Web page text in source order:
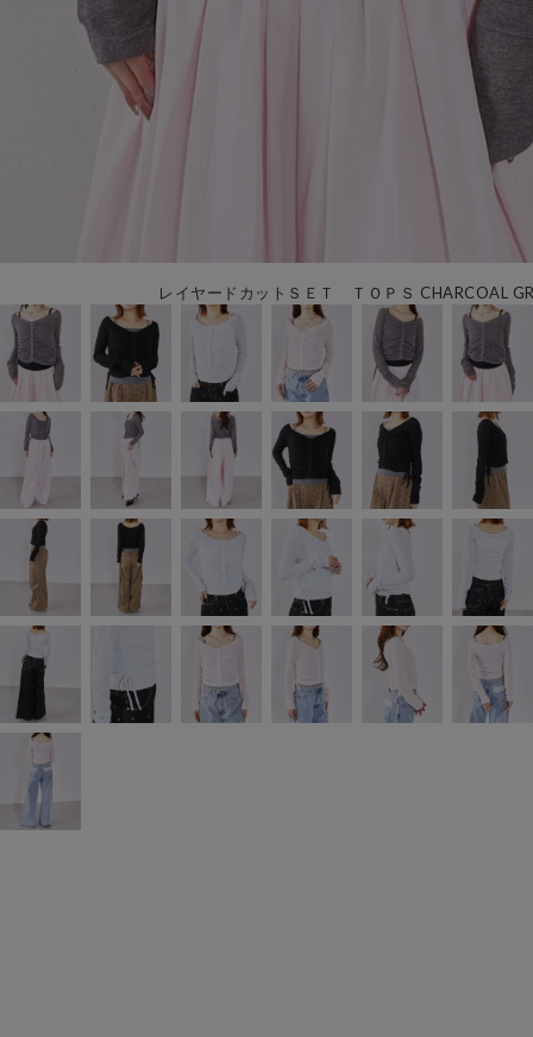
レイヤードカットＳＥＴ ＴＯＰＳ CHARCOAL